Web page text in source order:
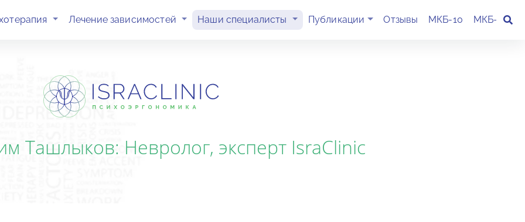
(current)Лечение зависимостей (current)Наши специалисты (current)Публикации Отзывы МКБ-10 МКБ-11
Ташлыков: Невролог, эксперт IsraClinic